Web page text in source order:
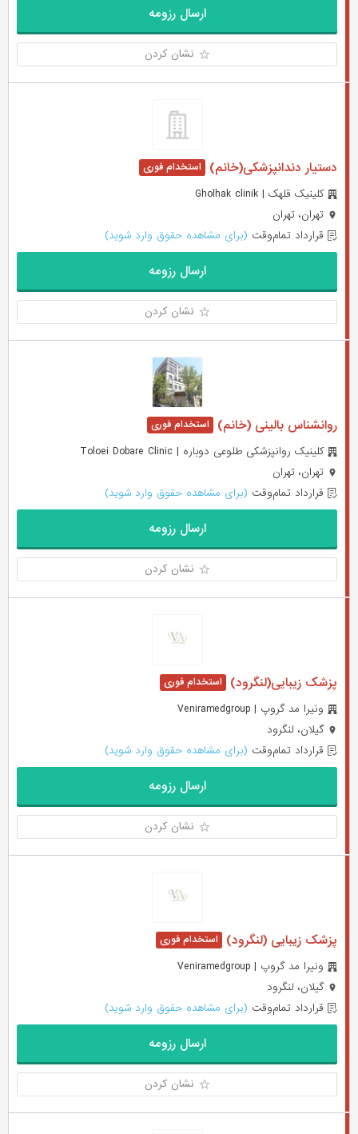
ارسال رزومه
نشان کردن
دستیار دندانپزشکی(خانم)
کلینیک قلهک | Gholhak clinik
تهران، تهران
قرارداد تمام‌وقت (برای مشاهده حقوق وارد شوید)
ارسال رزومه
نشان کردن
روانشناس بالینی (خانم)
کلینیک روانپزشکی طلوعی دوباره | Toloei Dobare Clinic
تهران، تهران
قرارداد تمام‌وقت (برای مشاهده حقوق وارد شوید)
ارسال رزومه
نشان کردن
پزشک زیبایی(لنگرود)
ونیرا مد گروپ | Veniramedgroup
گیلان، لنگرود
قرارداد تمام‌وقت (برای مشاهده حقوق وارد شوید)
ارسال رزومه
نشان کردن
پزشک زیبایی (لنگرود)
ونیرا مد گروپ | Veniramedgroup
گیلان، لنگرود
قرارداد تمام‌وقت (برای مشاهده حقوق وارد شوید)
ارسال رزومه
نشان کردن